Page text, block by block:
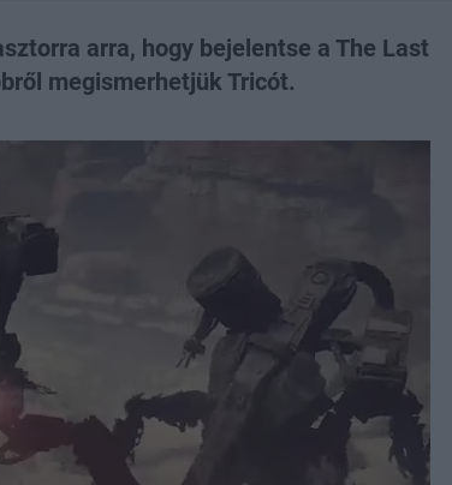
arra, hogy bejelentse a The Last
megismerhetjük Tricót.